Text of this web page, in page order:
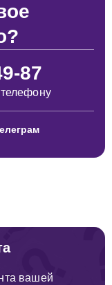
87
вашей